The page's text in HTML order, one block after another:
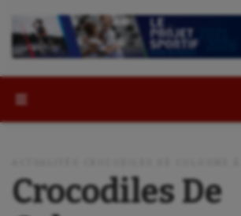
Crocodiles De